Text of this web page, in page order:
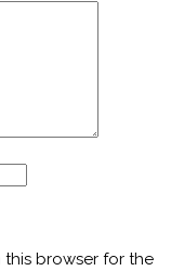
this browser for the